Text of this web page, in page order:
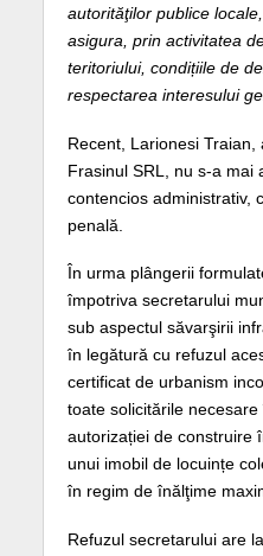
autorităţilor publice
asigura, prin activitatea
teritoriului, condițiile de
respectarea interesului
Recent, Larionesi
Frasinul SRL, nu s-a mai
contencios administrativ,
penală.
În urma plângerii
împotriva secretarului
sub aspectul săvarşirii
în legătură cu refuzul
certificat de urbanism
toate solicitările
autorizației de construire
unui imobil de locuințe
în regim de înălţime
Refuzul secretarului are